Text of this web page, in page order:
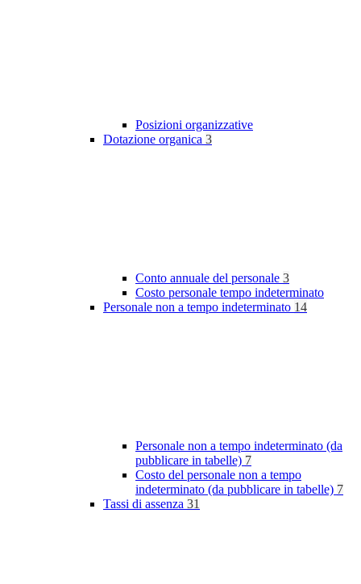
Posizioni organizzative
Dotazione organica 3
Conto annuale del personale 3
Costo personale tempo indeterminato
Personale non a tempo indeterminato 14
Personale non a tempo indeterminato (da
pubblicare in tabelle) 7
Costo del personale non a tempo
indeterminato (da pubblicare in tabelle) 7
Tassi di assenza 31